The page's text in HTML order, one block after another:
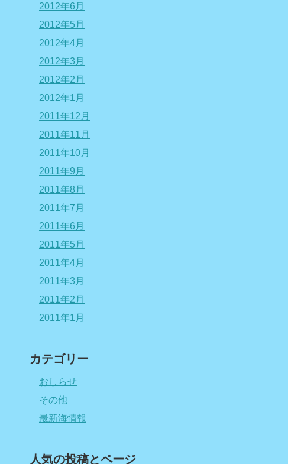
2012年6月
2012年5月
2012年4月
2012年3月
2012年2月
2012年1月
2011年12月
2011年11月
2011年10月
2011年9月
2011年8月
2011年7月
2011年6月
2011年5月
2011年4月
2011年3月
2011年2月
2011年1月
カテゴリー
おしらせ
その他
最新海情報
人気の投稿とページ